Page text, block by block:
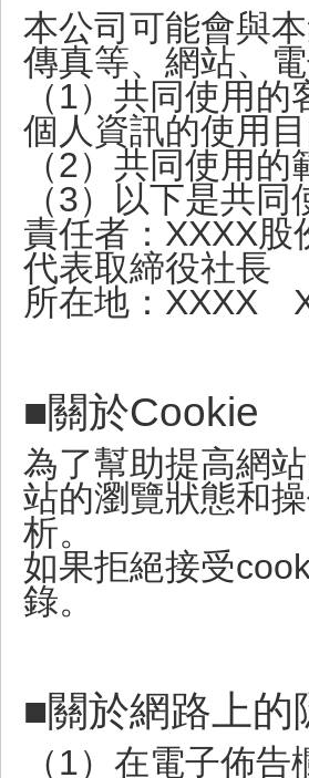
本公司可能會與
傳真等、網站、
（1）共同使用
個人資訊的使用目
（2）共同使用
（3）以下是共
責任者：XXXX股
代表取締役社
所在地：XXXX
■關於Cookie
為了幫助提高網
站的瀏覽狀態和
析。
如果拒絕接受
錄。
■關於網路上的
（1）在電子佈